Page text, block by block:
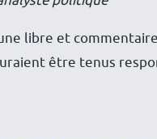
libre et
être tenus